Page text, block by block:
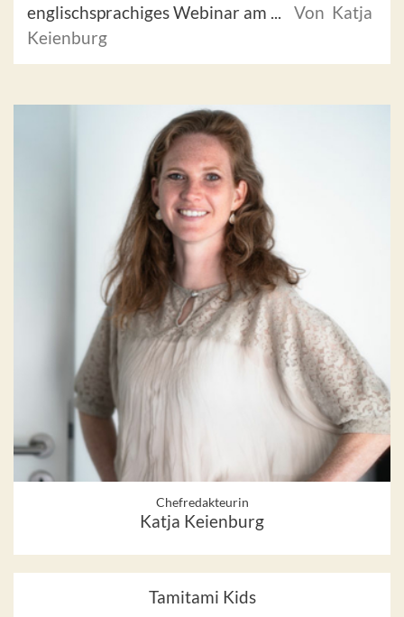
englischsprachiges Webinar am ...
Von Katja
Keienburg
Chefredakteurin
Katja Keienburg
Tamitami Kids